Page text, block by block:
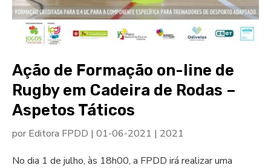
Ação de Formação on-line de
Rugby em Cadeira de Rodas –
Aspetos Táticos
por Editora FPDD | 01-06-2021 | 2021
No dia 1 de julho, às 18h00, a FPDD irá realizar uma